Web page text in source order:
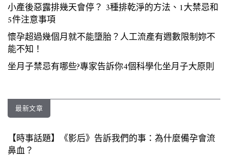
小產後惡露排幾天會停？ 3種排乾淨的方法、1大禁忌和
5件注意事項
懷孕超過幾個月就不能墮胎？人工流產有週數限制妳不
能不知！
坐月子禁忌有哪些?專家告訴你4個科學化坐月子大原則
最新文章
【時事話題】《影后》告訴我們的事：為什麼備孕會流
鼻血？